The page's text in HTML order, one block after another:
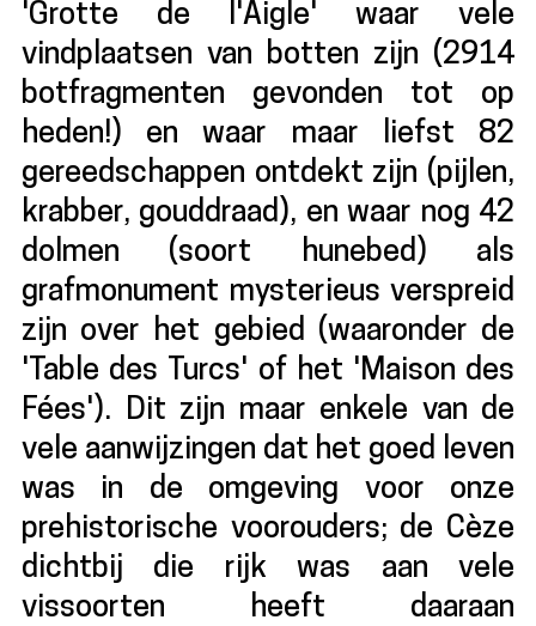
'Grotte de l'Aigle' waar vele
vindplaatsen van botten zijn (2914
botfragmenten gevonden tot op
heden!) en waar maar liefst 82
gereedschappen ontdekt zijn (pijlen,
krabber, gouddraad), en waar nog 42
dolmen (soort hunebed) als
grafmonument mysterieus verspreid
zijn over het gebied (waaronder de
'Table des Turcs' of het 'Maison des
Fées'). Dit zijn maar enkele van de
vele aanwijzingen dat het goed leven
was in de omgeving voor onze
prehistorische voorouders; de Cèze
dichtbij die rijk was aan vele
vissoorten heeft daaraan